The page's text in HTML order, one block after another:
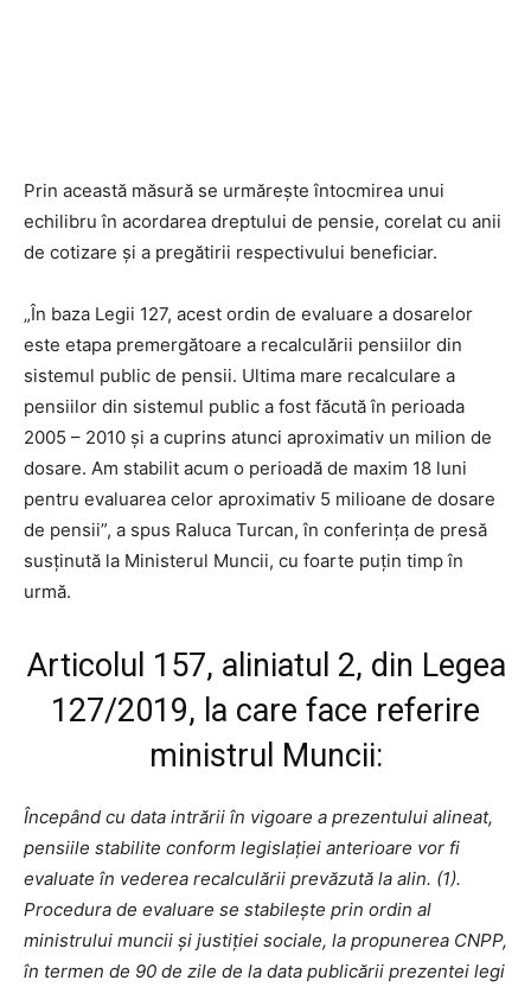
Prin această măsură se urmărește întocmirea unui
echilibru în acordarea dreptului de pensie, corelat cu anii
de cotizare și a pregătirii respectivului beneficiar.
„În baza Legii 127, acest ordin de evaluare a dosarelor
este etapa premergătoare a recalculării pensiilor din
sistemul public de pensii. Ultima mare recalculare a
pensiilor din sistemul public a fost făcută în perioada
2005 – 2010 și a cuprins atunci aproximativ un milion de
dosare. Am stabilit acum o perioadă de maxim 18 luni
pentru evaluarea celor aproximativ 5 milioane de dosare
de pensii”, a spus Raluca Turcan, în conferința de presă
susținută la Ministerul Muncii, cu foarte puțin timp în
urmă.
Articolul 157, aliniatul 2, din Legea
127/2019, la care face referire
ministrul Muncii:
Începând cu data intrării în vigoare a prezentului alineat,
pensiile stabilite conform legislației anterioare vor fi
evaluate în vederea recalculării prevăzută la alin. (1).
Procedura de evaluare se stabilește prin ordin al
ministrului muncii și justiției sociale, la propunerea CNPP,
în termen de 90 de zile de la data publicării prezentei legi